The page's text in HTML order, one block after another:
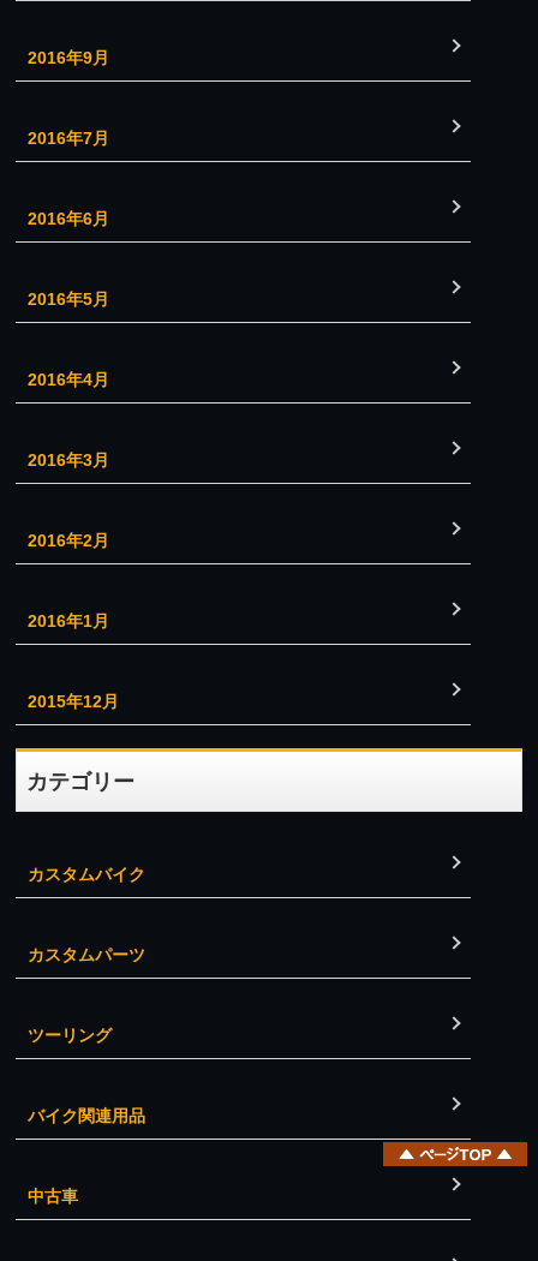
2016年9月
2016年7月
2016年6月
2016年5月
2016年4月
2016年3月
2016年2月
2016年1月
2015年12月
カテゴリー
カスタムバイク
カスタムパーツ
ツーリング
バイク関連用品
中古車
ページ上部へ